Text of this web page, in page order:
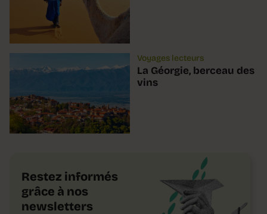
Voyages lecteurs
La Géorgie, berceau des
vins
Restez informés
grâce à nos
newsletters